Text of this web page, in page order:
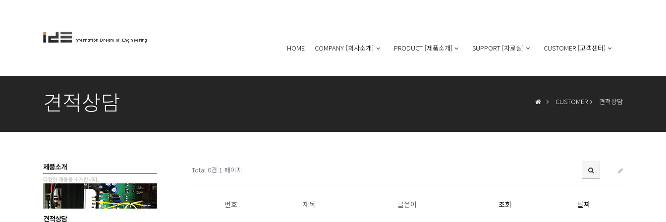
HOME COMPANY [회사소개] PRODUCT [제품소개] SUPPORT [자료실] CUSTOMER [고객센터]
견적상담 CUSTOMER 견적상담
Total 0건 1 페이지
번호 제목 글쓴이 조회 날짜